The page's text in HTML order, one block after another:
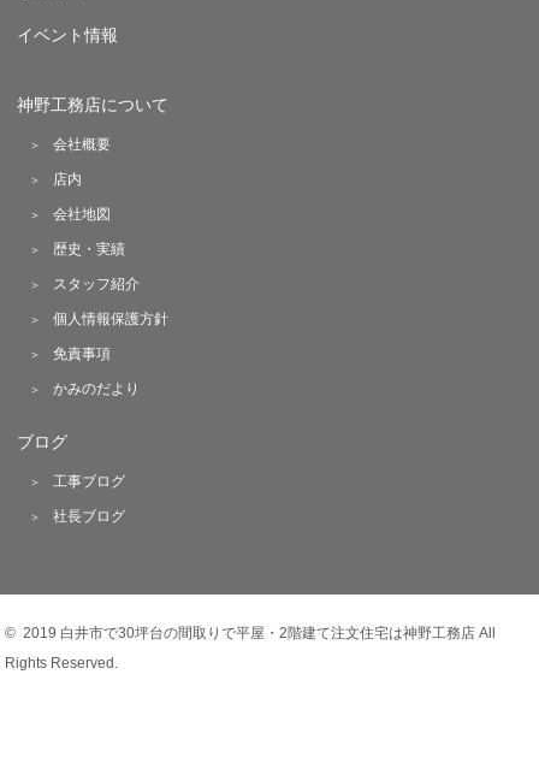
イベント情報
神野工務店について
会社概要
店内
会社地図
歴史・実績
スタッフ紹介
個人情報保護方針
免責事項
かみのだより
ブログ
工事ブログ
社長ブログ
© 2019 白井市で30坪台の間取りで平屋・2階建て注文住宅は神野工務店 All
Rights Reserved.